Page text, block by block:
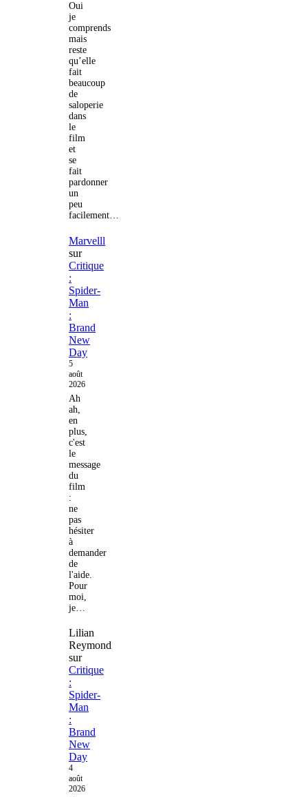
Oui
je
comprends
mais
reste
qu’elle
fait
beaucoup
de
saloperie
dans
le
film
et
se
fait
pardonner
un
peu
facilement…
Marvelll
sur
Critique
:
Spider-
Man
:
Brand
New
Day
5
août
2026
Ah
ah,
en
plus,
c'est
le
message
du
film
:
ne
pas
hésiter
à
demander
de
l'aide.
Pour
moi,
je…
Lilian
Reymond
sur
Critique
:
Spider-
Man
:
Brand
New
Day
4
août
2026